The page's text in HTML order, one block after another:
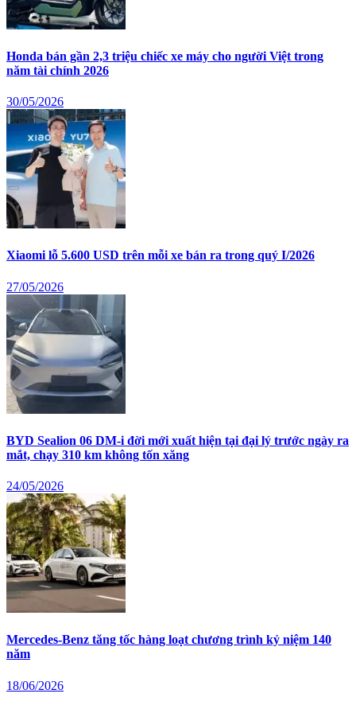
Honda bán gần 2,3 triệu chiếc xe máy cho người Việt trong
năm tài chính 2026
30/05/2026
Xiaomi lỗ 5.600 USD trên mỗi xe bán ra trong quý I/2026
27/05/2026
BYD Sealion 06 DM-i đời mới xuất hiện tại đại lý trước ngày ra
mắt, chạy 310 km không tốn xăng
24/05/2026
Mercedes-Benz tăng tốc hàng loạt chương trình kỷ niệm 140
năm
18/06/2026